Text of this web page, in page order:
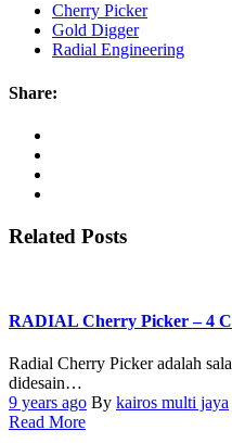
Cherry Picker
Gold Digger
Radial Engineering
Share:
Related Posts
RADIAL Cherry Picker – 4
Radial Cherry Picker adalah
didesain…
9 years ago By kairos multi jaya
Read More